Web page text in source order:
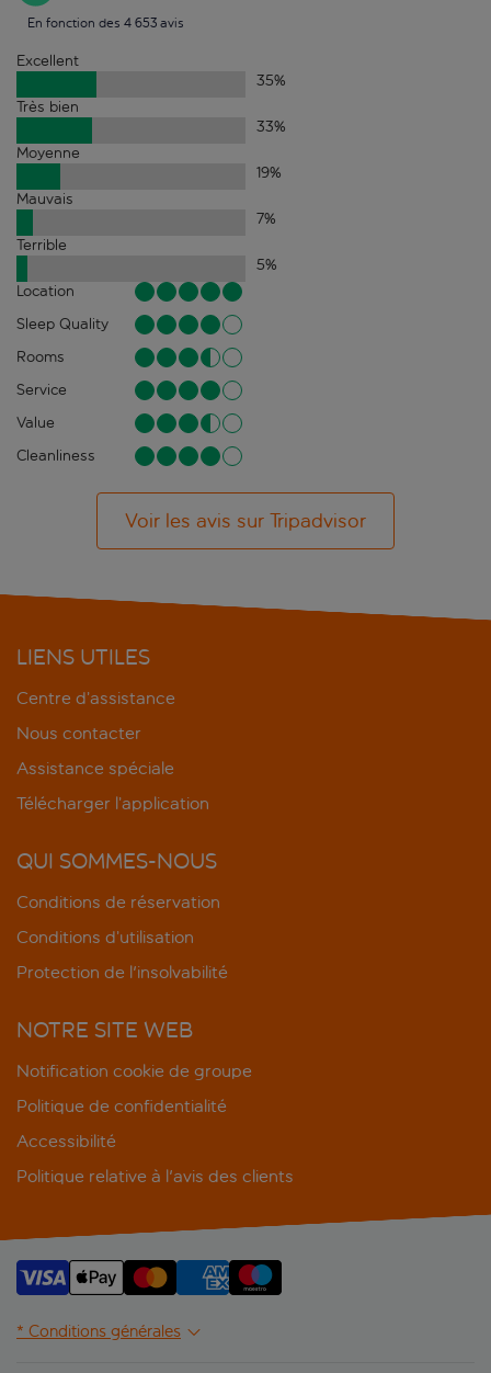
En fonction des 4 653 avis
Excellent
35%
Très bien
33%
Moyenne
19%
Mauvais
7%
Terrible
5%
Location
Sleep Quality
Rooms
Service
Value
Cleanliness
Voir les avis sur Tripadvisor
LIENS UTILES
Centre d’assistance
Nous contacter
Assistance spéciale
Télécharger l’application
QUI SOMMES-NOUS
Conditions de réservation
Conditions d’utilisation
Protection de l'insolvabilité
NOTRE SITE WEB
Notification cookie de groupe
Politique de confidentialité
Accessibilité
Politique relative à l'avis des clients
* Conditions générales